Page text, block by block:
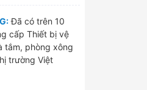
Đã có trên 10
cấp Thiết bị vệ
tắm, phòng xông
trường Việt